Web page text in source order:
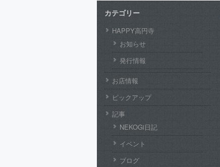
カテゴリー
HAPPY高円寺
お知らせ
発行情報
お店情報
ピックアップ
記事
NEKOGi日記
イベント
ブログ